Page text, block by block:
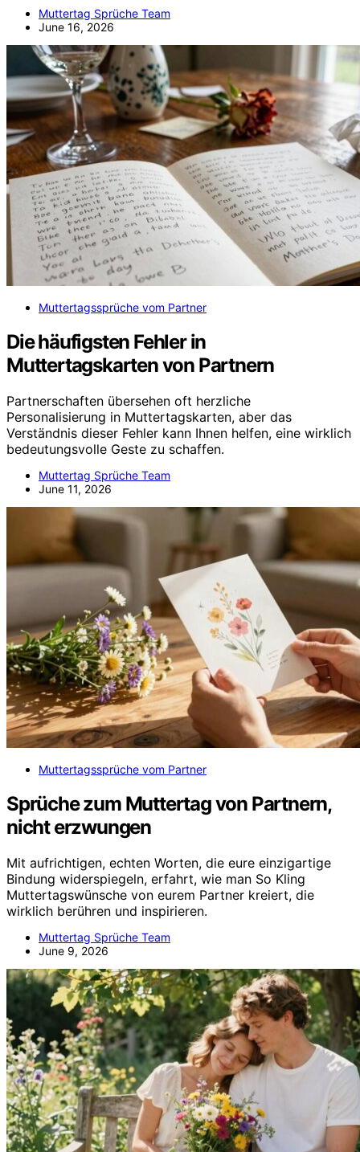
Muttertag Sprüche Team
June 16, 2026
Muttertagssprüche vom Partner
Die häufigsten Fehler in
Muttertagskarten von Partnern
Partnerschaften übersehen oft herzliche
Personalisierung in Muttertagskarten, aber das
Verständnis dieser Fehler kann Ihnen helfen, eine wirklich
bedeutungsvolle Geste zu schaffen.
Muttertag Sprüche Team
June 11, 2026
Muttertagssprüche vom Partner
Sprüche zum Muttertag von Partnern,
nicht erzwungen
Mit aufrichtigen, echten Worten, die eure einzigartige
Bindung widerspiegeln, erfahrt, wie man So Kling
Muttertagswünsche von eurem Partner kreiert, die
wirklich berühren und inspirieren.
Muttertag Sprüche Team
June 9, 2026